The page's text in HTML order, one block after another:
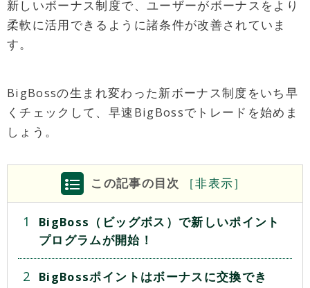
新しいボーナス制度で、ユーザーがボーナスをより
柔軟に活用できるように諸条件が改善されていま
す。
BigBossの生まれ変わった新ボーナス制度をいち早
くチェックして、早速BigBossでトレードを始めま
しょう。
この記事の目次 ［非表示］
BigBoss（ビッグボス）で新しいポイント
プログラムが開始！
BigBossポイントはボーナスに交換でき